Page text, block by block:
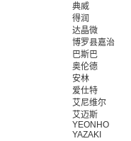
典威
得润
达晶微
博罗县嘉治
巴斯巴
奥伦德
安林
爱仕特
艾尼维尔
艾迈斯
YEONHO
YAZAKI